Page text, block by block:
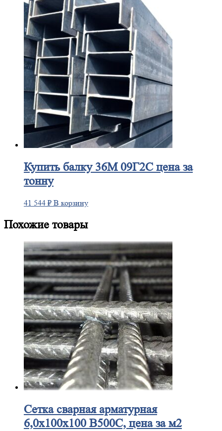
Купитьбалку 36М 09Г2С цена за
тонну
41 544 ₽ В корзину
Похожие товары
Сеткасварная арматурная
6,0х100х100 В500С, цена за м2